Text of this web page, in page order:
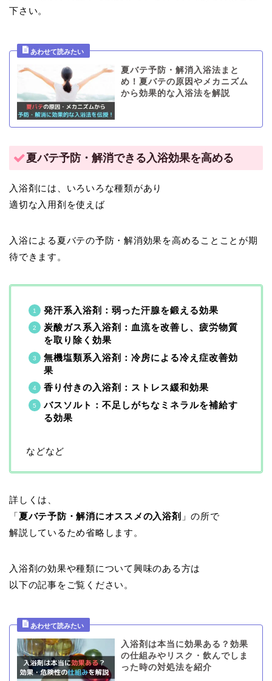
下さい。
夏バテ予防・解消入浴法まと
め！夏バテの原因やメカニズム
から効果的な入浴法を解説
夏バテ予防・解消できる入浴効果を高める
入浴剤には、いろいろな種類があり
適切な入用剤を使えば
入浴による夏バテの予防・解消効果を高めることことが期
待できます。
発汗系入浴剤：弱った汗腺を鍛える効果
炭酸ガス系入浴剤：血流を改善し、疲労物質
を取り除く効果
無機塩類系入浴剤：冷房による冷え症改善効
果
香り付きの入浴剤：ストレス緩和効果
バスソルト：不足しがちなミネラルを補給す
る効果
などなど
詳しくは、
「夏バテ予防・解消にオススメの入浴剤 」の所で
解説しているため省略します。
入浴剤の効果や種類について興味のある方は
以下の記事をご覧ください。
入浴剤は本当に効果ある？効果
の仕組みやリスク・飲んでしま
った時の対処法を紹介